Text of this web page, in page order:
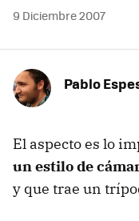
9 Diciembre 2007
Pablo
El aspecto es lo
un estilo de
y que trae un